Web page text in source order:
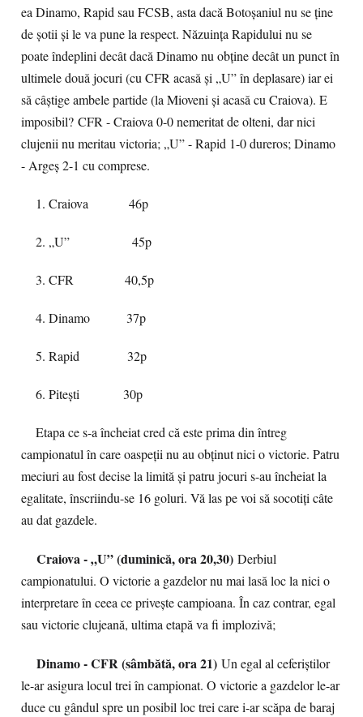
ea Dinamo, Rapid sau FCSB, asta dacă Botoșaniul nu se ține
de șotii și le va pune la respect. Năzuința Rapidului nu se
poate îndeplini decât dacă Dinamo nu obține decât un punct în
ultimele două jocuri (cu CFR acasă și „U” în deplasare) iar ei
să câștige ambele partide (la Mioveni și acasă cu Craiova). E
imposibil? CFR - Craiova 0-0 nemeritat de olteni, dar nici
clujenii nu meritau victoria; „U” - Rapid 1-0 dureros; Dinamo
- Argeș 2-1 cu comprese.
1. Craiova 46p
2. „U” 45p
3. CFR 40,5p
4. Dinamo 37p
5. Rapid 32p
6. Pitești 30p
Etapa ce s-a încheiat cred că este prima din întreg
campionatul în care oaspeții nu au obținut nici o victorie. Patru
meciuri au fost decise la limită și patru jocuri s-au încheiat la
egalitate, înscriindu-se 16 goluri. Vă las pe voi să socotiți câte
au dat gazdele.
Craiova - „U” (duminică, ora 20,30) Derbiul
campionatului. O victorie a gazdelor nu mai lasă loc la nici o
interpretare în ceea ce privește campioana. În caz contrar, egal
sau victorie clujeană, ultima etapă va fi implozivă;
Dinamo - CFR (sâmbătă, ora 21) Un egal al ceferiștilor
le-ar asigura locul trei în campionat. O victorie a gazdelor le-ar
duce cu gândul spre un posibil loc trei care i-ar scăpa de baraj